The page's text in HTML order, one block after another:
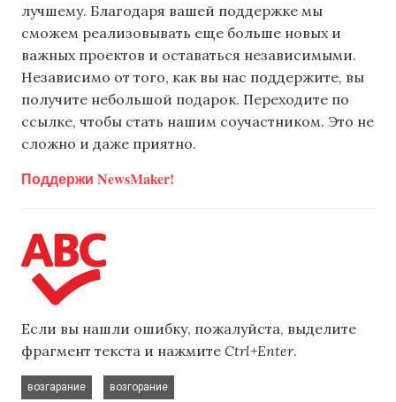
лучшему. Благодаря вашей поддержке мы
сможем реализовывать еще больше новых и
важных проектов и оставаться независимыми.
Независимо от того, как вы нас поддержите, вы
получите небольшой подарок. Переходите по
ссылке, чтобы стать нашим соучастником. Это не
сложно и даже приятно.
Поддержи NewsMaker!
Если вы нашли ошибку, пожалуйста, выделите
фрагмент текста и нажмите Ctrl+Enter.
возгарание
возгорание